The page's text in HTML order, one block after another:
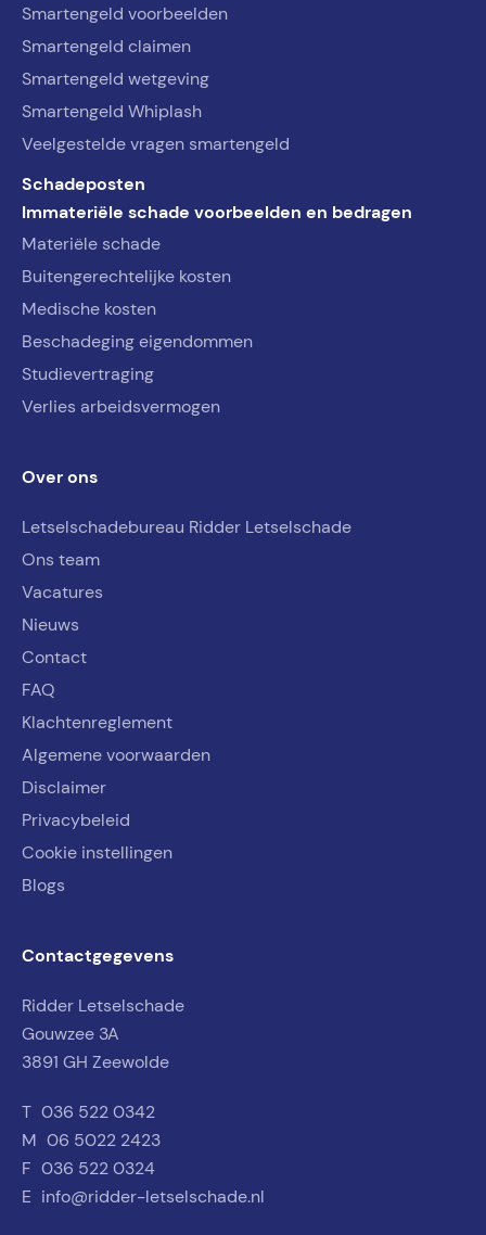
Smartengeld voorbeelden
Smartengeld claimen
Smartengeld wetgeving
Smartengeld Whiplash
Veelgestelde vragen smartengeld
Schadeposten
Immateriële schade voorbeelden en bedragen
Materiële schade
Buitengerechtelijke kosten
Medische kosten
Beschadeging eigendommen
Studievertraging
Verlies arbeidsvermogen
Over ons
Letselschadebureau Ridder Letselschade
Ons team
Vacatures
Nieuws
Contact
FAQ
Klachtenreglement
Algemene voorwaarden
Disclaimer
Privacybeleid
Cookie instellingen
Blogs
Contactgegevens
Ridder Letselschade
Gouwzee 3A
3891 GH Zeewolde
T 036 522 0342
M 06 5022 2423
F 036 522 0324
E info@ridder-letselschade.nl